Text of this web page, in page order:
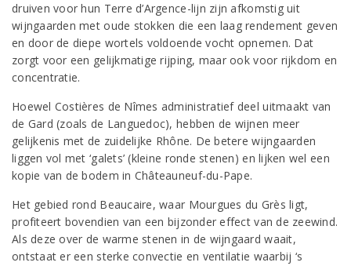
druiven voor hun Terre d’Argence-lijn zijn afkomstig uit
wijngaarden met oude stokken die een laag rendement geven
en door de diepe wortels voldoende vocht opnemen. Dat
zorgt voor een gelijkmatige rijping, maar ook voor rijkdom en
concentratie.
Hoewel Costières de Nîmes administratief deel uitmaakt van
de Gard (zoals de Languedoc), hebben de wijnen meer
gelijkenis met de zuidelijke Rhône. De betere wijngaarden
liggen vol met ‘galets’ (kleine ronde stenen) en lijken wel een
kopie van de bodem in Châteauneuf-du-Pape.
Het gebied rond Beaucaire, waar Mourgues du Grès ligt,
profiteert bovendien van een bijzonder effect van de zeewind.
Als deze over de warme stenen in de wijngaard waait,
ontstaat er een sterke convectie en ventilatie waarbij ‘s